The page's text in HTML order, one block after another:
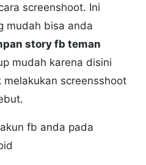
screenshoot. Ini
mudah bisa anda
story fb teman
mudah karena disini
screensshoot
fb anda pada